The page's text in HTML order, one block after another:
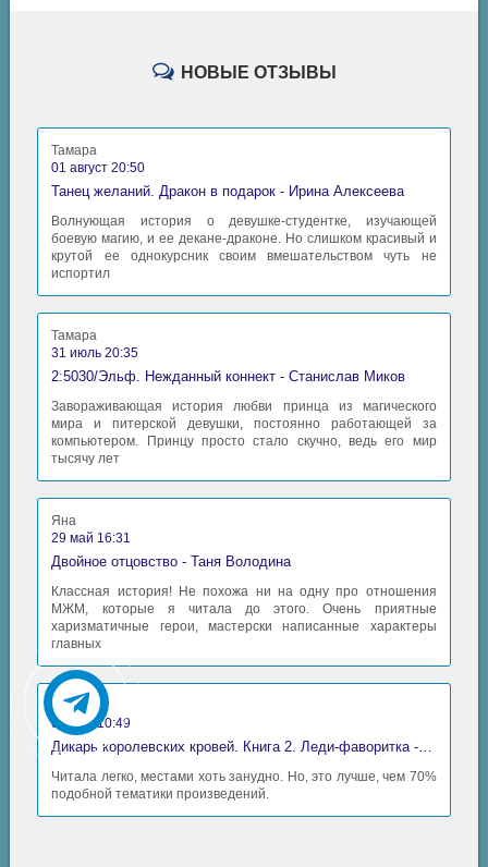
НОВЫЕ ОТЗЫВЫ
Тамара
01 август 20:50
Танец желаний. Дракон в подарок - Ирина Алексеева
Волнующая история о девушке-студентке, изучающей
боевую магию, и ее декане-драконе. Но слишком красивый и
крутой ее однокурсник своим вмешательством чуть не
испортил
Тамара
31 июль 20:35
2:5030/Эльф. Нежданный коннект - Станислав Миков
Завораживающая история любви принца из магического
мира и питерской девушки, постоянно работающей за
компьютером. Принцу просто стало скучно, ведь его мир
тысячу лет
Яна
29 май 16:31
Двойное отцовство - Таня Володина
Классная история! Не похожа ни на одну про отношения
МЖМ, которые я читала до этого. Очень приятные
харизматичные герои, мастерски написанные характеры
главных
Аида
06 май 10:49
Читала легко, местами хоть занудно. Но, это лучше, чем 70%
подобной тематики произведений.